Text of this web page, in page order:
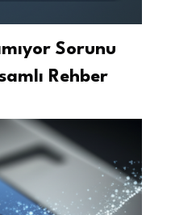
Sorunu
Rehber